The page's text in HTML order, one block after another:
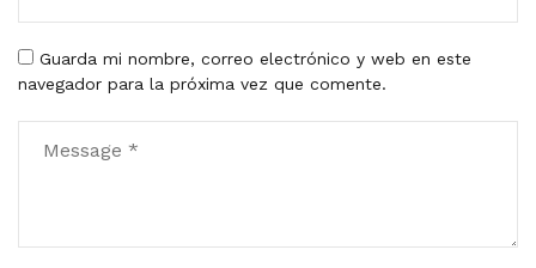
Guarda mi nombre, correo electrónico y web en este
navegador para la próxima vez que comente.